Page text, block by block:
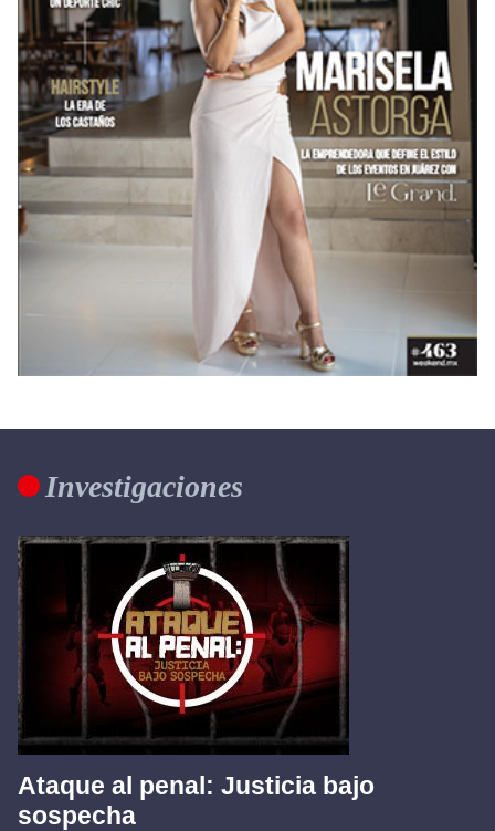
Investigaciones
Ataque al penal: Justicia bajo
sospecha